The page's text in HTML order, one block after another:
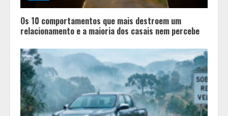
Os 10 comportamentos que mais destroem um
relacionamento e a maioria dos casais nem percebe